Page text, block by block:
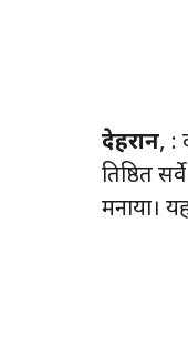
देहरादून, :
मनाया।